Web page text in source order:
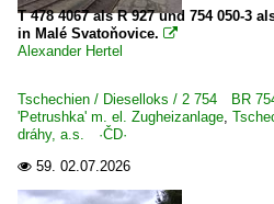
T 478 4067 als R 927 und 754 050-3
in Malé Svatoňovice. 
Alexander Hertel
Tschechien / Dieselloks / 2 754 BR
'Petrushka' m. el. Zugheizanlage,
dráhy, a.s. ·ČD·
 59. 02.07.2026